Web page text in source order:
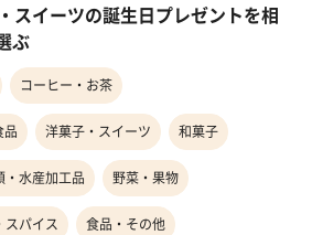
スイーツの誕生日プレゼントを相
ぶ
コーヒー・お茶
品 洋菓子・スイーツ 和菓子
・水産加工品 野菜・果物
スパイス 食品・その他